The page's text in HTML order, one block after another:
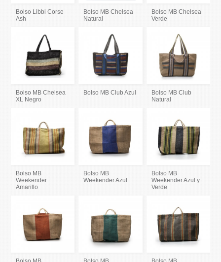
Bolso Libbi Corse
Ash
Bolso MB Chelsea
Natural
Bolso MB Chelsea
Verde
Bolso MB Chelsea
XL Negro
Bolso MB Club Azul
Bolso MB Club
Natural
Bolso MB
Weekender
Amarillo
Bolso MB
Weekender Azul
Bolso MB
Weekender Azul y
Verde